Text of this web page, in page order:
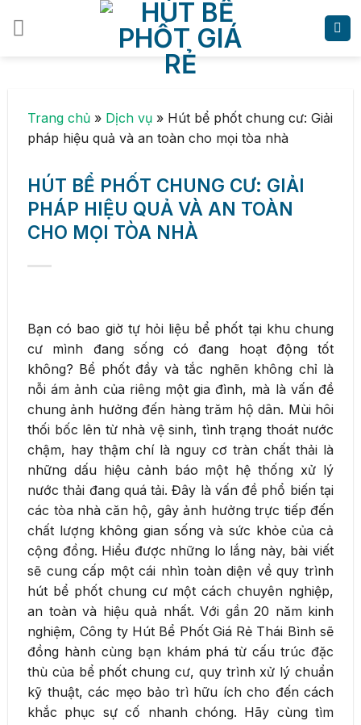
Trang chủ » Dịch vụ » Hút bể phốt chung cư: Giải
pháp hiệu quả và an toàn cho mọi tòa nhà
HÚT BỂ PHỐT CHUNG CƯ: GIẢI
PHÁP HIỆU QUẢ VÀ AN TOÀN
CHO MỌI TÒA NHÀ
Bạn có bao giờ tự hỏi liệu bể phốt tại khu chung
cư mình đang sống có đang hoạt động tốt
không? Bể phốt đầy và tắc nghẽn không chỉ là
nỗi ám ảnh của riêng một gia đình, mà là vấn đề
chung ảnh hưởng đến hàng trăm hộ dân. Mùi hôi
thối bốc lên từ nhà vệ sinh, tình trạng thoát nước
chậm, hay thậm chí là nguy cơ tràn chất thải là
những dấu hiệu cảnh báo một hệ thống xử lý
nước thải đang quá tải. Đây là vấn đề phổ biến tại
các tòa nhà căn hộ, gây ảnh hưởng trực tiếp đến
chất lượng không gian sống và sức khỏe của cả
cộng đồng. Hiểu được những lo lắng này, bài viết
sẽ cung cấp một cái nhìn toàn diện về quy trình
hút bể phốt chung cư một cách chuyên nghiệp,
an toàn và hiệu quả nhất. Với gần 20 năm kinh
nghiệm, Công ty Hút Bể Phốt Giá Rẻ Thái Bình sẽ
đồng hành cùng bạn khám phá từ cấu trúc đặc
thù của bể phốt chung cư, quy trình xử lý chuẩn
kỹ thuật, các mẹo bảo trì hữu ích cho đến cách
khắc phục sự cố nhanh chóng. Hãy cùng tìm